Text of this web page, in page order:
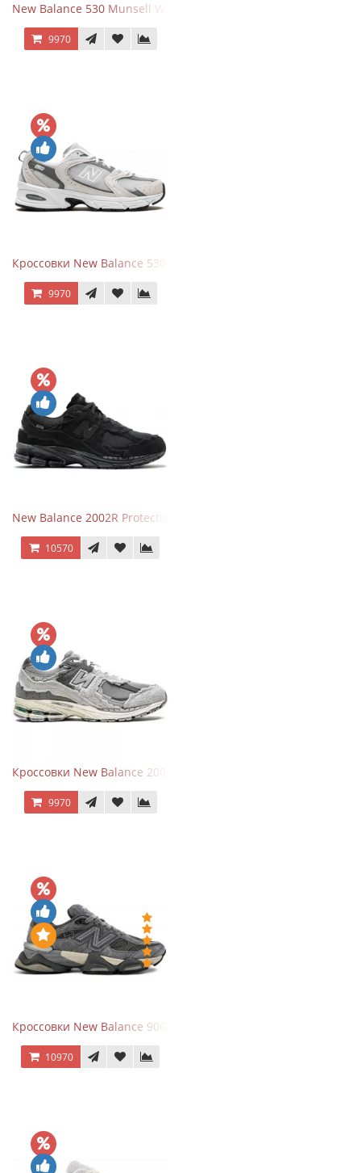
New Balance 530 Munsell White Silver
9970
Кроссовки New Balance 530 Grey Matter Harbor Grey
9970
New Balance 2002R Protection Phantom Black
10570
Кроссовки New Balance 2002R Protection Pack Grey
9970
Кроссовки New Balance 9060 x Joe Freshgoods Dark Grey
10970